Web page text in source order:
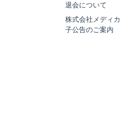
退会について
株式会社メディ
子公告のご案内